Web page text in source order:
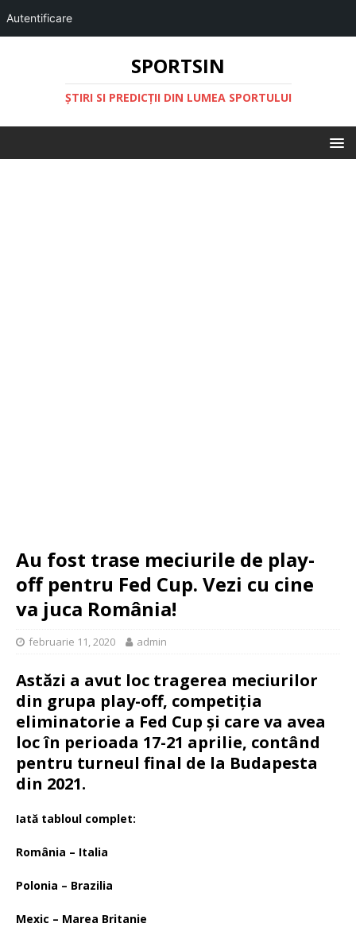
Autentificare
SPORTSIN
ŞTIRI SI PREDICŢII DIN LUMEA SPORTULUI
Au fost trase meciurile de play-
off pentru Fed Cup. Vezi cu cine
va juca România!
februarie 11, 2020 admin
Astăzi a avut loc tragerea meciurilor
din grupa play-off, competiția
eliminatorie a Fed Cup și care va avea
loc în perioada 17-21 aprilie, contând
pentru turneul final de la Budapesta
din 2021.
Iată tabloul complet:
România – Italia
Polonia – Brazilia
Mexic – Marea Britanie